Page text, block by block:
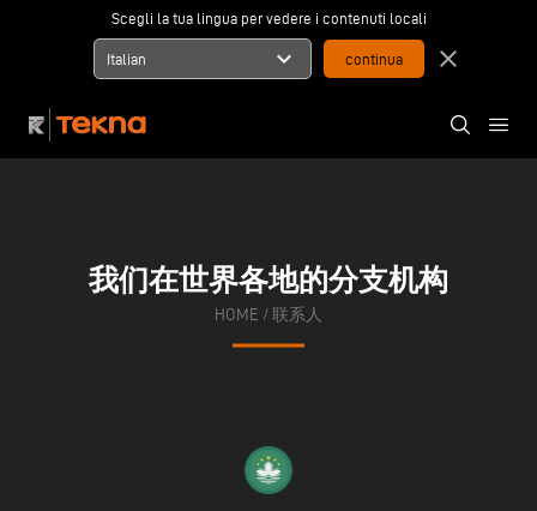
Scegli la tua lingua per vedere i contenuti locali
Italian expand_more close
我们在世界各地的分支机构
HOME / 联系人